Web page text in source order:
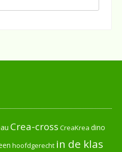
Crea-cross CreaKrea dino
hoofdgerecht in de klas